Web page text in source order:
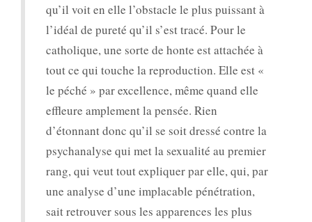
qu’il voit en elle l’obstacle le plus puissant à
l’idéal de pureté qu’il s’est tracé. Pour le
catholique, une sorte de honte est attachée à
tout ce qui touche la reproduction. Elle est «
le péché » par excellence, même quand elle
effleure amplement la pensée. Rien
d’étonnant donc qu’il se soit dressé contre la
psychanalyse qui met la sexualité au premier
rang, qui veut tout expliquer par elle, qui, par
une analyse d’une implacable pénétration,
sait retrouver sous les apparences les plus